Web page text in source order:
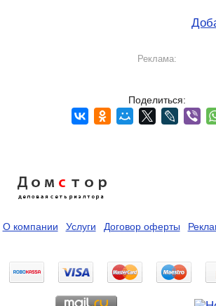
Реклама:
Поделиться:
Домс тор
деловая сеть риэлтора
О компании Услуги Договор оферты